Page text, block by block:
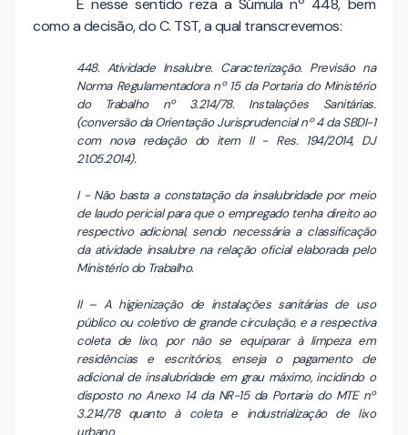
como a decisão, do C. TST, a qual transcrevemos:
448. Atividade Insalubre. Caracterização. Previsão na
Norma Regulamentadora nº 15 da Portaria do Ministério
do Trabalho nº 3.214/78. Instalações Sanitárias.
(conversão da Orientação Jurisprudencial nº 4 da SBDI-1
com nova redação do item II - Res. 194/2014, DJ
21.05.2014).
I - Não basta a constatação da insalubridade por meio
de laudo pericial para que o empregado tenha direito ao
respectivo adicional, sendo necessária a classificação
da atividade insalubre na relação oficial elaborada pelo
Ministério do Trabalho.
II – A higienização de instalações sanitárias de uso
público ou coletivo de grande circulação, e a respectiva
coleta de lixo, por não se equiparar à limpeza em
residências e escritórios, enseja o pagamento de
adicional de insalubridade em grau máximo, incidindo o
disposto no Anexo 14 da NR-15 da Portaria do MTE nº
3.214/78 quanto à coleta e industrialização de lixo
urbano.